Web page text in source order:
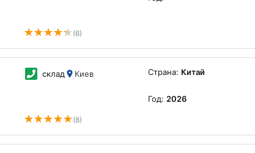
(6)
склад Киев
(8)
Страна: Китай
Год: 2026